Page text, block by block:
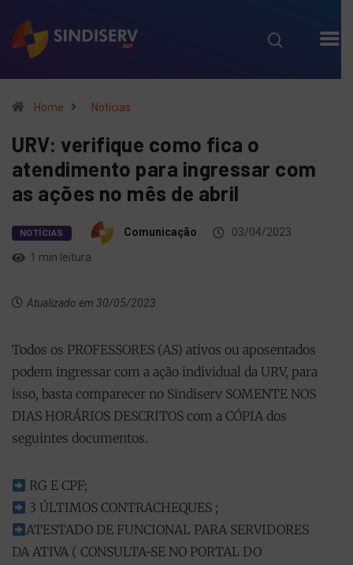
Home Notícias
URV: verifique como fica o
atendimento para ingressar com
as ações no mês de abril
NOTÍCIAS Comunicação
03/04/2023
1 min leitura
Atualizado em 30/05/2023
Todos os PROFESSORES (AS) ativos ou aposentados
podem ingressar com a ação individual da URV, para
isso, basta comparecer no Sindiserv SOMENTE NOS
DIAS HORÁRIOS DESCRITOS com a CÓPIA dos
seguintes documentos.
RG E CPF;
3 ÚLTIMOS CONTRACHEQUES ;
ATESTADO DE FUNCIONAL PARA SERVIDORES
DA ATIVA ( CONSULTA-SE NO PORTAL DO